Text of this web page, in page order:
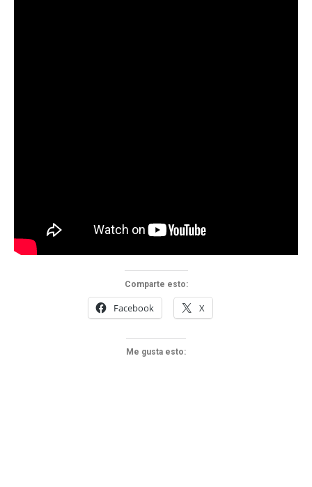
Comparte esto:
Facebook X
Me gusta esto: